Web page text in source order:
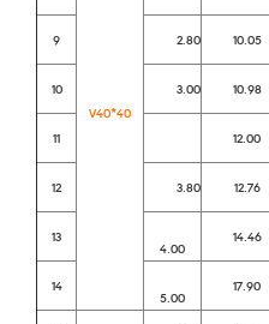
V40*40
9 2.80 10.05
10 3.00 10.98
11 12.00
12 3.80 12.76
13
4.00
14.46
14
5.00
17.90